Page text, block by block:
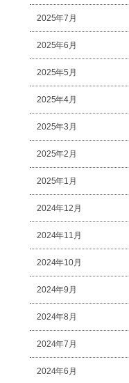
2025年7月
2025年6月
2025年5月
2025年4月
2025年3月
2025年2月
2025年1月
2024年12月
2024年11月
2024年10月
2024年9月
2024年8月
2024年7月
2024年6月